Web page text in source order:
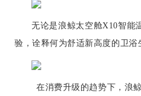
无论是浪鲸太空舱X10智能
验，诠释何为舒适新高度的卫浴
在消费升级的趋势下，浪